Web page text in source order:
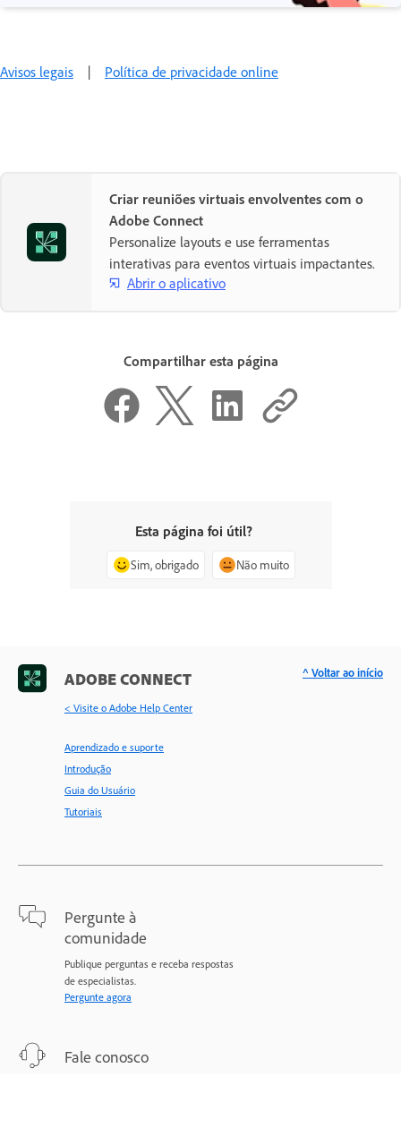
Avisos legais | Política de privacidade online
Criar reuniões virtuais envolventes com o
Adobe Connect
Personalize layouts e use ferramentas
interativas para eventos virtuais impactantes.
Abrir o aplicativo
Compartilhar esta página
Esta página foi útil?
Sim, obrigado Não muito
ADOBE CONNECT
< Visite o Adobe Help Center
Aprendizado e suporte
Introdução
Guia do Usuário
Tutoriais
Pergunte à
comunidade
Publique perguntas e receba respostas
de especialistas.
Pergunte agora
Fale conosco
^ Voltar ao início